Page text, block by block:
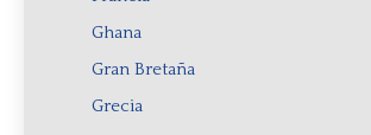
Ghana
Gran Bretaña
Grecia